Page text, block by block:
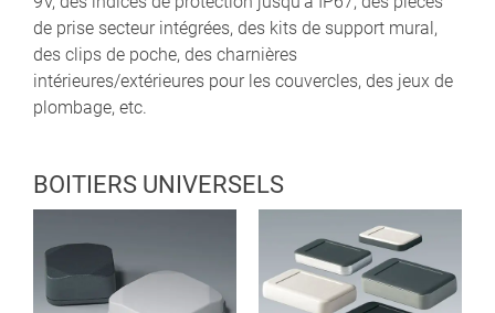
de prise secteur intégrées, des kits de support mural,
des clips de poche, des charnières
intérieures/extérieures pour les couvercles, des jeux de
plombage, etc.
BOITIERS UNIVERSELS